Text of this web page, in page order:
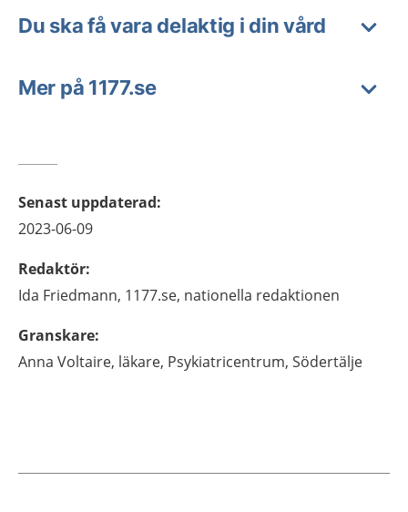
Du ska få vara delaktig i din vård
Mer på 1177.se
Senast uppdaterad:
2023-06-09
Redaktör:
Ida Friedmann, 1177.se, nationella redaktionen
Granskare:
Anna Voltaire, läkare, Psykiatricentrum, Södertälje